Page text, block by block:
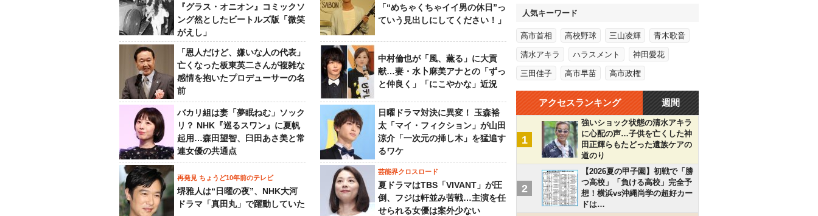
『グラス・オニオン』コミックソ
ング然としたビートルズ版「微笑
がえし」
「“めちゃくちゃイイ男の休日”っ
ていう見出しにしてください！」
「恩人だけど、嫌いな人の代表」
亡くなった板東英二さんが複雑な
感情を抱いたプロデューサーの名
前
中村倫也が「風、薫る」に大貢
献…妻・水卜麻美アナとの「ずっ
と仲良く」「にこやかな」近況
バカリ組は妻「夢眠ねむ」ソック
リ？ NHK『巡るスワン』に夏帆
起用…森田望智、臼田あさ美と常
連女優の共通点
日曜ドラマ対決に異変！ 玉森裕
太「マイ・フィクション」が山田
涼介「一次元の挿し木」を猛追す
るワケ
再発見 ちょうど10年前のテレビ
堺雅人は“日曜の夜”、NHK大河
ドラマ「真田丸」で躍動していた
芸能界クロスロード
夏ドラマはTBS「VIVANT」が圧
倒、フジは軒並み苦戦…主演を任
せられる女優は案外少ない
人気キーワード
高市首相 高校野球 三山凌輝 青木歌音
清水アキラ ハラスメント 神田愛花
三田佳子 高市早苗 高市政権
アクセスランキング 週間
1
強いショック状態の清水アキラ
に心配の声…子供を亡くした神
田正輝らもたどった遺族ケアの
道のり
2
【2026夏の甲子園】初戦で「勝
つ高校」「負ける高校」完全予
想！横浜vs沖縄尚学の超好カー
ドは…